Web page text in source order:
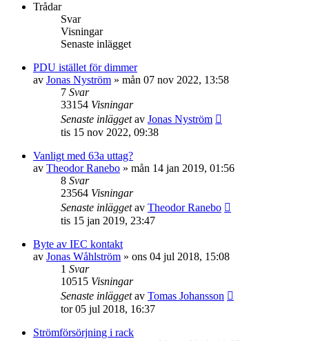
Trådar
Svar
Visningar
Senaste inlägget
PDU istället för dimmer
av Jonas Nyström » mån 07 nov 2022, 13:58
7 Svar
33154 Visningar
Senaste inläggetav Jonas Nyström
tis 15 nov 2022, 09:38
Vanligt med 63a uttag?
av Theodor Ranebo » mån 14 jan 2019, 01:56
8 Svar
23564 Visningar
Senaste inläggetav Theodor Ranebo
tis 15 jan 2019, 23:47
Byte av IEC kontakt
av Jonas Wåhlström » ons 04 jul 2018, 15:08
1 Svar
10515 Visningar
Senaste inläggetav Tomas Johansson
tor 05 jul 2018, 16:37
Strömförsörjning i rack